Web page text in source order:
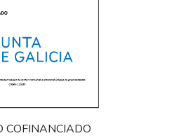
COFINANCIADO